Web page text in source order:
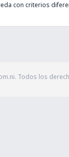
con criterios
Todos los